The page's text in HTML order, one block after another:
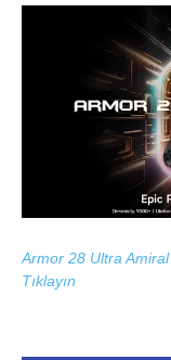
Armor 28 Ultra
Tıklayın